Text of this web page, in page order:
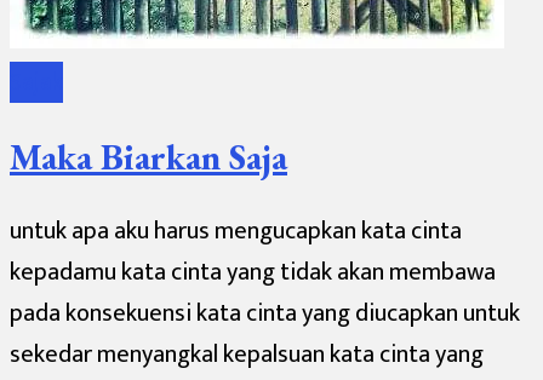
Maka Biarkan Saja
untuk apa aku harus mengucapkan kata cinta
kepadamu kata cinta yang tidak akan membawa
pada konsekuensi kata cinta yang diucapkan untuk
sekedar menyangkal kepalsuan kata cinta yang